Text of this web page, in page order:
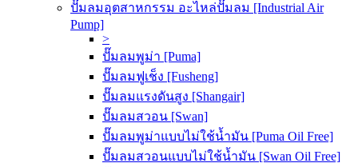
ปั๊มลมอุตสาหกรรม อะไหล่ปั๊มลม [Industrial Air
Pump]
>
ปั๊มลมพูม่า [Puma]
ปั๊มลมฟูเช็ง [Fusheng]
ปั๊มลมแรงดันสูง [Shangair]
ปั๊มลมสวอน [Swan]
ปั๊มลมพูม่าแบบไม่ใช้น้ำมัน [Puma Oil Free]
ปั๊มลมสวอนแบบไม่ใช้น้ำมัน [Swan Oil Free]